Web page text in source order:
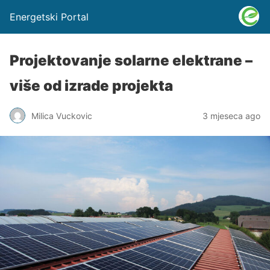
Energetski Portal
Projektovanje solarne elektrane –
više od izrade projekta
Milica Vuckovic 3 mjeseca ago